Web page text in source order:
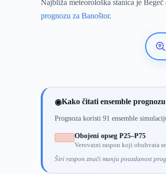
Najbliža meteorološka stanica je
prognozu za Banoštor.
◉Kako čitati ensemble prognozu
Prognoza koristi 91 ensemble
Obojeni opseg P25–P75
Verovatni raspon koji obuhvata
Širi raspon znači manju pouzdanost